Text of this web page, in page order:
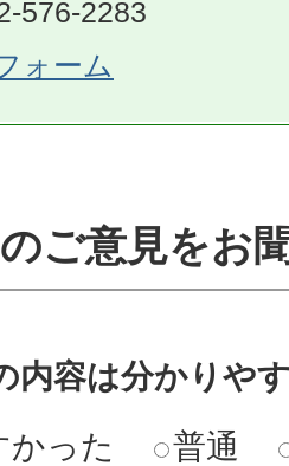
576-2283
ォーム
ご意見をお
内容は分かりや
かった
普通